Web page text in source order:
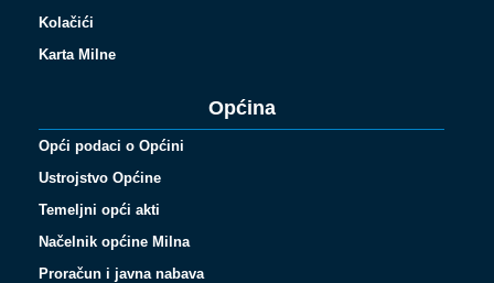
Kolačići
Karta Milne
Općina
Opći podaci o Općini
Ustrojstvo Općine
Temeljni opći akti
Načelnik općine Milna
Proračun i javna nabava